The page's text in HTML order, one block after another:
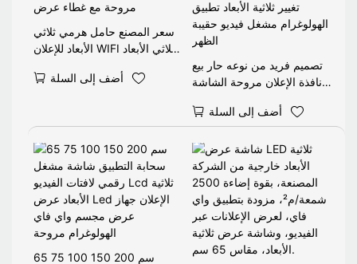
سعر المصنع حامل هرمي ثلاثي
الأبعاد للإعلان WIFI ثلاثي الأبعاد
مع غطاء عرض
أضف إلى السلة
تصميم فريد من نوعه حار بيع
نافذة الإعلان مروحة الشاشة
تغيير ثلاثية الأبعاد تطبيق
الظهر
أضف إلى السلة
65 75 100 150 200 سم